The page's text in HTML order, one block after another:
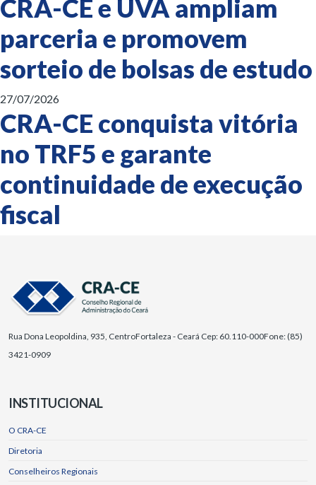
CRA-CE e UVA ampliam
parceria e promovem
sorteio de bolsas de estudo
27/07/2026
CRA-CE conquista vitória
no TRF5 e garante
continuidade de execução
fiscal
Rua Dona Leopoldina, 935, CentroFortaleza - Ceará Cep: 60.110-000Fone: (85)
3421-0909
INSTITUCIONAL
O CRA-CE
Diretoria
Conselheiros Regionais